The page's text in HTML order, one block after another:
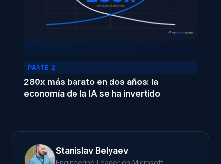
PARTE 2
280x más barato en dos años: la
economía de la IA se ha invertido
Stanislav Belyaev
Engineering Leader en Microsoft